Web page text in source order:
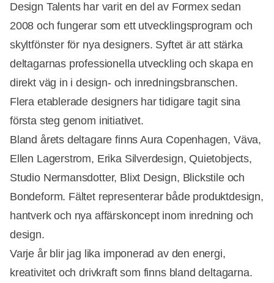
Design Talents har varit en del av Formex sedan
2008 och fungerar som ett utvecklingsprogram och
skyltfönster för nya designers. Syftet är att stärka
deltagarnas professionella utveckling och skapa en
direkt väg in i design- och inredningsbranschen.
Flera etablerade designers har tidigare tagit sina
första steg genom initiativet.
Annons
Bland årets deltagare finns Aura Copenhagen, Väva,
Ellen Lagerstrom, Erika Silverdesign, Quietobjects,
Studio Nermansdotter, Blixt Design, Blickstile och
Bondeform. Fältet representerar både produktdesign,
hantverk och nya affärskoncept inom inredning och
design.
Varje år blir jag lika imponerad av den energi,
kreativitet och drivkraft som finns bland deltagarna.